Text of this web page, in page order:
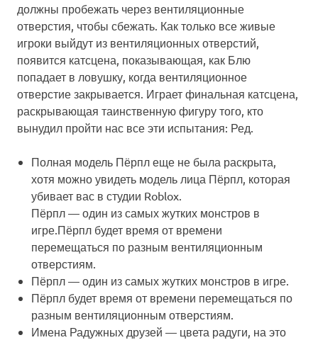
должны пробежать через вентиляционные
отверстия, чтобы сбежать. Как только все живые
игроки выйдут из вентиляционных отверстий,
появится катсцена, показывающая, как Блю
попадает в ловушку, когда вентиляционное
отверстие закрывается. Играет финальная катсцена,
раскрывающая таинственную фигуру того, кто
вынудил пройти нас все эти испытания: Ред.
Полная модель Пёрпл еще не была раскрыта,
хотя можно увидеть модель лица Пёрпл, которая
убивает вас в студии Roblox.
Пёрпл — один из самых жутких монстров в
игре.Пёрпл будет время от времени
перемещаться по разным вентиляционным
отверстиям.
Пёрпл — один из самых жутких монстров в игре.
Пёрпл будет время от времени перемещаться по
разным вентиляционным отверстиям.
Имена Радужных друзей — цвета радуги, на это